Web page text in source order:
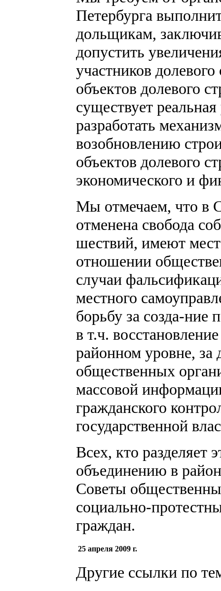
Петербурга
дольщикам,
допустить
участников
объектов долевого
существует
разработать
возобновлению
объектов долевого
экономического и
Мы отмечаем, что в
отменена свобода
шествий, имеют
отношении
случаи
местного
борьбу за созда-ние
в т.ч.
районном уровне,
общественных
массовой
гражданского
государственной
Всех, кто разделяет
объединению в
Советы
социально-
граждан.
25 апреля 2009 г.
Другие ссылки по